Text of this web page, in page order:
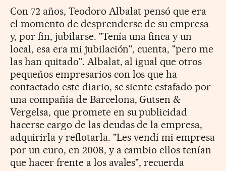
Con 72 años, Teodoro Albalat pensó que era
el momento de desprenderse de su empresa
y, por fin, jubilarse. "Tenía una finca y un
local, esa era mi jubilación", cuenta, "pero me
las han quitado". Albalat, al igual que otros
pequeños empresarios con los que ha
contactado este diario, se siente estafado por
una compañía de Barcelona, Gutsen &
Vergelsa, que promete en su publicidad
hacerse cargo de las deudas de la empresa,
adquirirla y reflotarla. "Les vendí mi empresa
por un euro, en 2008, y a cambio ellos tenían
que hacer frente a los avales", recuerda